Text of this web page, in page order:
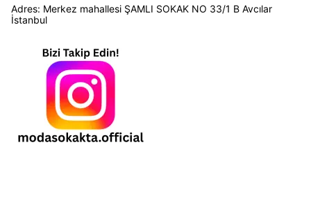
Adres: Merkez mahallesi ŞAMLI SOKAK NO 33/1 B Avcılar
İstanbul